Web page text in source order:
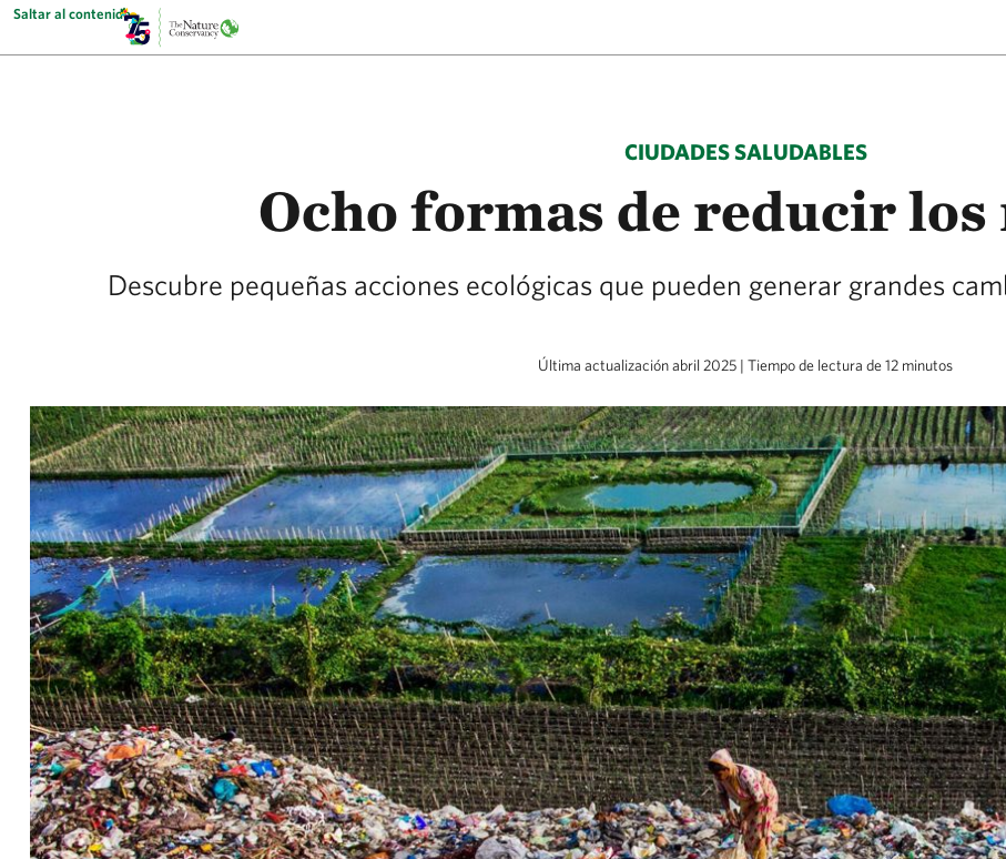
Saltar al contenido
CIUDADES SALUDABLES
Ocho formas de reducir los
Descubre pequeñas acciones ecológicas que pueden generar grandes
Última actualización abril 2025 | Tiempo de lectura de 12 minutos